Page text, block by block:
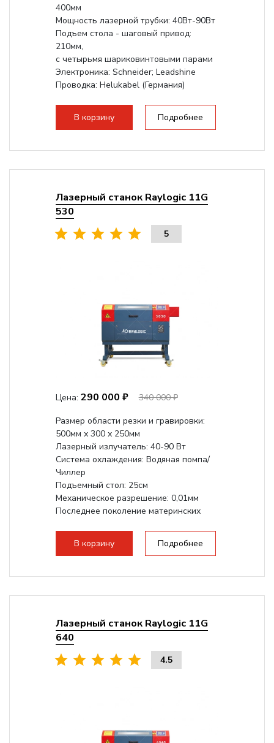
400мм
Мощность лазерной трубки: 40Вт-90Вт
Подъем стола - шаговый привод:
210мм,
с четырьмя шариковинтовыми парами
Электроника: Schneider; Leadshine
Проводка: Helukabel (Германия)
В корзину
Подробнее
Лазерный станок Raylogic 11G
530
5
Цена: 290 000 ₽
340 000 ₽
Размер области резки и гравировки:
500мм х 300 х 250мм
Лазерный излучатель: 40-90 Вт
Система охлаждения: Водяная помпа/
Чиллер
Подъемный стол: 25см
Механическое разрешение: 0,01мм
Последнее поколение материнских
В корзину Подробнее
Лазерный станок Raylogic 11G
640
4.5